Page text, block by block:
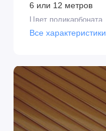
6 или 12 метров
Цвет поликарбоната
Бронза
Структура
2R
Производитель
Сэлмакс Групп,
Все характеристики